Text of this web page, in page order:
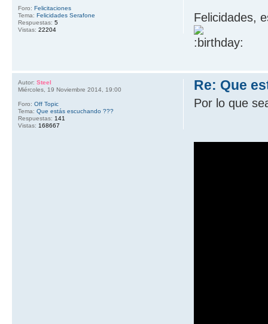
Felicidades,
Foro: Felicitaciones
Tema: Felicidades Serafone
Respuestas: 5
Vistas: 22204
Re: Que
Por lo que
Autor: Steel
Miércoles, 19 Noviembre 2014, 19:00
Foro: Off Topic
Tema: Que estás escuchando ???
Respuestas: 141
Vistas: 168667